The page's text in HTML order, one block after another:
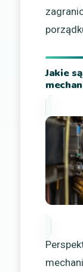
Jakie